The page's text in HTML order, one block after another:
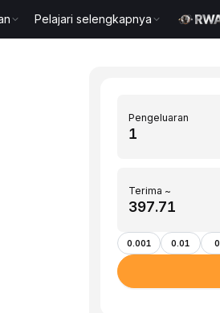
Pelajari selengkapnya
Pengeluaran
Terima ~
0.001 0.01